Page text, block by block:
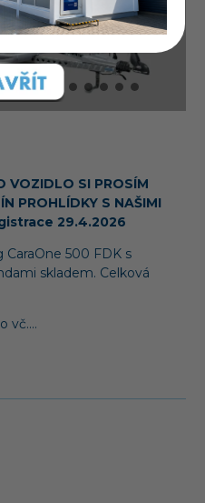
VOZIDLO SI PROSÍM
PROHLÍDKY S NAŠIMI
29.4.2026
CaraOne 500 FDK s
skladem. Celková
vč.…